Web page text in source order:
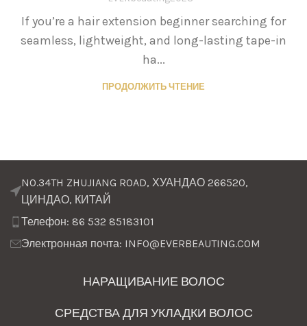
If you’re a hair extension beginner searching for
seamless, lightweight, and long-lasting tape-in
ha...
ПРОДОЛЖИТЬ ЧТЕНИЕ
NO.34TH ZHUJIANG ROAD, ХУАНДАО 266520,
ЦИНДАО, КИТАЙ
Телефон: 86 532 85183101
Электронная почта: INFO@EVERBEAUTING.COM
НАРАЩИВАНИЕ ВОЛОС
СРЕДСТВА ДЛЯ УКЛАДКИ ВОЛОС